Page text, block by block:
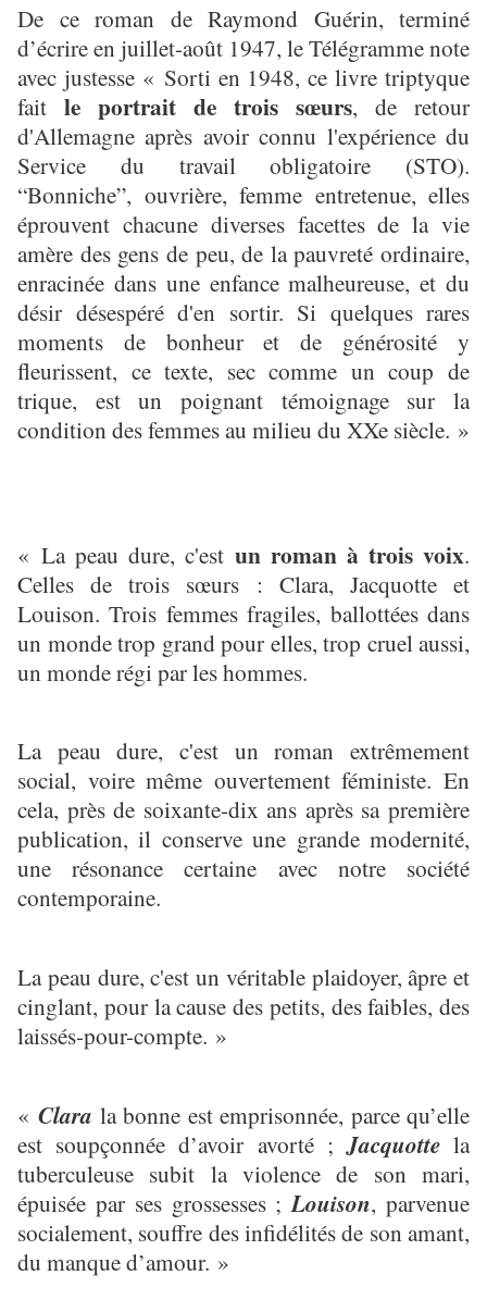
De ce roman de Raymond Guérin, terminé
d’écrire en juillet-août 1947, le Télégramme note
avec justesse « Sorti en 1948, ce livre triptyque
fait le portrait de trois sœurs, de retour
d'Allemagne après avoir connu l'expérience du
Service du travail obligatoire (STO).
“Bonniche”, ouvrière, femme entretenue, elles
éprouvent chacune diverses facettes de la vie
amère des gens de peu, de la pauvreté ordinaire,
enracinée dans une enfance malheureuse, et du
désir désespéré d'en sortir. Si quelques rares
moments de bonheur et de générosité y
fleurissent, ce texte, sec comme un coup de
trique, est un poignant témoignage sur la
condition des femmes au milieu du XXe siècle. »
« La peau dure, c'est un roman à trois voix.
Celles de trois sœurs : Clara, Jacquotte et
Louison. Trois femmes fragiles, ballottées dans
un monde trop grand pour elles, trop cruel aussi,
un monde régi par les hommes.
La peau dure, c'est un roman extrêmement
social, voire même ouvertement féministe. En
cela, près de soixante-dix ans après sa première
publication, il conserve une grande modernité,
une résonance certaine avec notre société
contemporaine.
La peau dure, c'est un véritable plaidoyer, âpre et
cinglant, pour la cause des petits, des faibles, des
laissés-pour-compte. »
«Clara la bonne est emprisonnée, parce qu’elle
est soupçonnée d’avoir avorté ;Jacquottela
tuberculeuse subit la violence de son mari,
épuisée par ses grossesses ; Louison, parvenue
socialement, souffre des infidélités de son amant,
du manque d’amour. »